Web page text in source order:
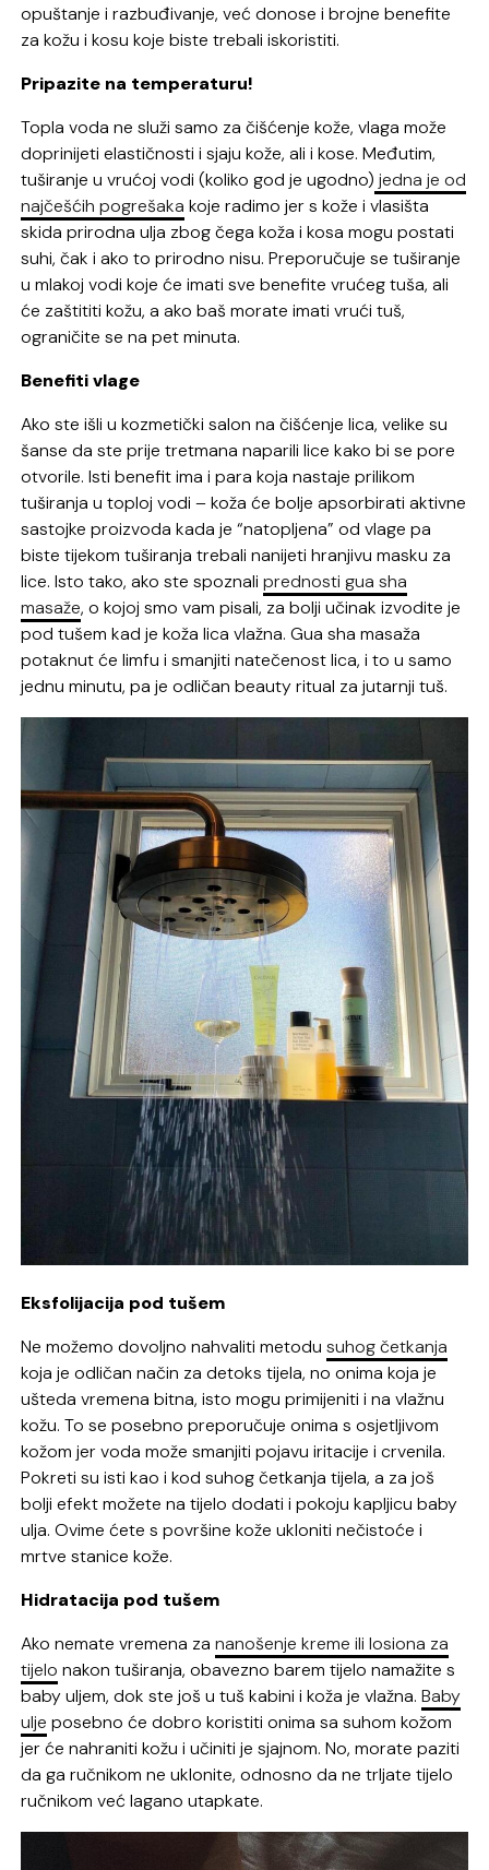
opuštanje i razbuđivanje, već donose i brojne benefite
za kožu i kosu koje biste trebali iskoristiti.
Pripazite na temperaturu!
Topla voda ne služi samo za čišćenje kože, vlaga može
doprinijeti elastičnosti i sjaju kože, ali i kose. Međutim,
tuširanje u vrućoj vodi (koliko god je ugodno) jedna je od
najčešćih pogrešaka koje radimo jer s kože i vlasišta
skida prirodna ulja zbog čega koža i kosa mogu postati
suhi, čak i ako to prirodno nisu. Preporučuje se tuširanje
u mlakoj vodi koje će imati sve benefite vrućeg tuša, ali
će zaštititi kožu, a ako baš morate imati vrući tuš,
ograničite se na pet minuta.
Benefiti vlage
Ako ste išli u kozmetički salon na čišćenje lica, velike su
šanse da ste prije tretmana naparili lice kako bi se pore
otvorile. Isti benefit ima i para koja nastaje prilikom
tuširanja u toploj vodi – koža će bolje apsorbirati aktivne
sastojke proizvoda kada je “natopljena” od vlage pa
biste tijekom tuširanja trebali nanijeti hranjivu masku za
lice. Isto tako, ako ste spoznaliprednosti gua sha
masaže, o kojoj smo vam pisali, za bolji učinak izvodite je
pod tušem kad je koža lica vlažna. Gua sha masaža
potaknut će limfu i smanjiti natečenost lica, i to u samo
jednu minutu, pa je odličan beauty ritual za jutarnji tuš.
Eksfolijacija pod tušem
Ne možemo dovoljno nahvaliti metodusuhog četkanja
koja je odličan način za detoks tijela, no onima koja je
ušteda vremena bitna, isto mogu primijeniti i na vlažnu
kožu. To se posebno preporučuje onima s osjetljivom
kožom jer voda može smanjiti pojavu iritacije i crvenila.
Pokreti su isti kao i kod suhog četkanja tijela, a za još
bolji efekt možete na tijelo dodati i pokoju kapljicu baby
ulja. Ovime ćete s površine kože ukloniti nečistoće i
mrtve stanice kože.
Hidratacija pod tušem
Ako nemate vremena zananošenje kreme ili losiona za
tijelo nakon tuširanja, obavezno barem tijelo namažite s
baby uljem, dok ste još u tuš kabini i koža je vlažna.Baby
ulje posebno će dobro koristiti onima sa suhom kožom
jer će nahraniti kožu i učiniti je sjajnom. No, morate paziti
da ga ručnikom ne uklonite, odnosno da ne trljate tijelo
ručnikom već lagano utapkate.